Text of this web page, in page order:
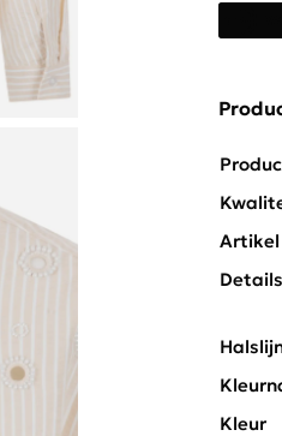
Artikel
Details
Kleur